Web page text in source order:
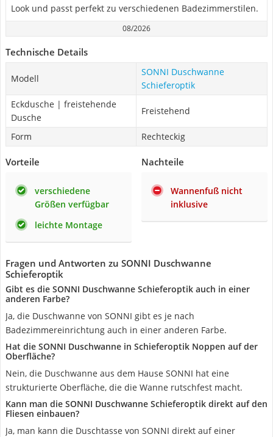
Look und passt perfekt zu verschiedenen Badezimmerstilen.
08/2026
Technische Details
Modell
SONNI Duschwanne
Schieferoptik
Eckdusche | freistehende
Dusche
Freistehend
Form Rechteckig
Vorteile
verschiedene
Größen verfügbar
leichte Montage
Nachteile
Wannenfuß nicht
inklusive
Fragen und Antworten zu SONNI Duschwanne
Schieferoptik
Gibt es die SONNI Duschwanne Schieferoptik auch in einer
anderen Farbe?
Ja, die Duschwanne von SONNI gibt es je nach
Badezimmereinrichtung auch in einer anderen Farbe.
Hat die SONNI Duschwanne in Schieferoptik Noppen auf der
Oberfläche?
Nein, die Duschwanne aus dem Hause SONNI hat eine
strukturierte Oberfläche, die die Wanne rutschfest macht.
Kann man die SONNI Duschwanne Schieferoptik direkt auf den
Fliesen einbauen?
Ja, man kann die Duschtasse von SONNI direkt auf einer